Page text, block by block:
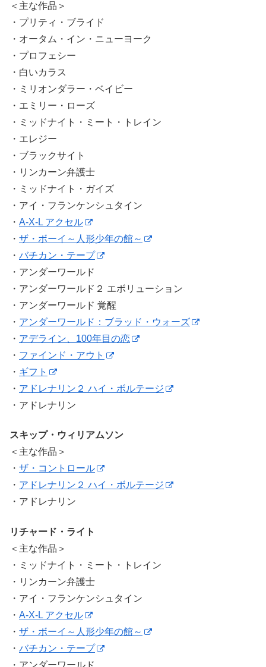
＜主な作品＞
・プリティ・ブライド
・オータム・イン・ニューヨーク
・プロフェシー
・白いカラス
・ミリオンダラー・ベイビー
・エミリー・ローズ
・ミッドナイト・ミート・トレイン
・エレジー
・ブラックサイト
・リンカーン弁護士
・ミッドナイト・ガイズ
・アイ・フランケンシュタイン
・ A-X-L アクセル
・ ザ・ボーイ～人形少年の館～
・ バチカン・テープ
・アンダーワールド
・アンダーワールド２ エボリューション
・アンダーワールド 覚醒
・ アンダーワールド：ブラッド・ウォーズ
・ アデライン、100年目の恋
・ ファインド・アウト
・ ギフト
・ アドレナリン２ ハイ・ボルテージ
・アドレナリン
スキップ・ウィリアムソン
＜主な作品＞
・ ザ・コントロール
・ アドレナリン２ ハイ・ボルテージ
・アドレナリン
リチャード・ライト
＜主な作品＞
・ミッドナイト・ミート・トレイン
・リンカーン弁護士
・アイ・フランケンシュタイン
・ A-X-L アクセル
・ ザ・ボーイ～人形少年の館～
・ バチカン・テープ
・アンダーワールド